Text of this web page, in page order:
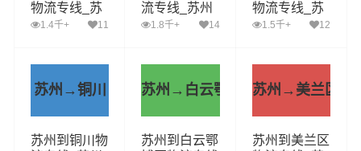
物流专线_苏
州到洞头区货
1.4千+ 11
流专线_苏州
到宿州货运公
1.8千+ 14
物流专线_苏
州到芦溪县货
1.5千+ 12
苏州→铜川
苏州到铜川物
苏州→白云鄂博区
苏州到白云鄂
苏州→美兰区
苏州到美兰区